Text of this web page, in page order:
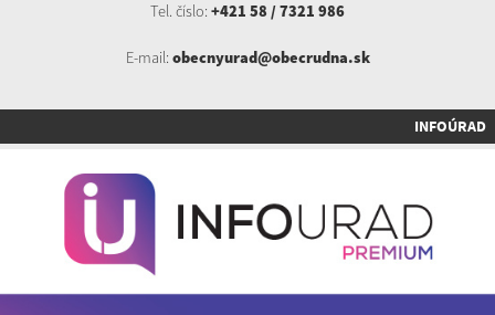
Tel. číslo: +421 58 / 7321 986
E-mail: obecnyurad@obecrudna.sk
INFOÚRAD